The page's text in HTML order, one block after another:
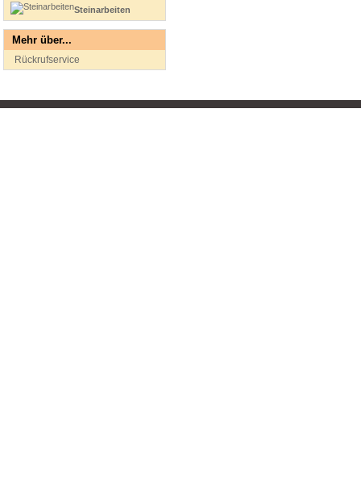
Steinarbeiten
Mehr über...
Rückrufservice